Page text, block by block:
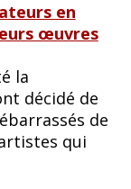
en
œuvres
la
décidé de
de
qui